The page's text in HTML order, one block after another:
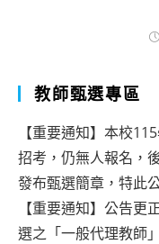
教師甄選專區
【重要通知】本校
招考，仍無人報名，
發布甄選簡章，特此
【重要通知】公告
選之「一般代理教師